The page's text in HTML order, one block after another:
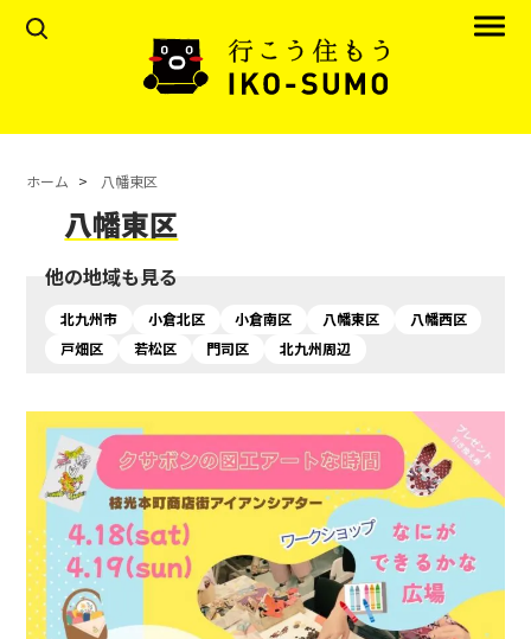
ホーム 八幡東区
八幡東区
他の地域も見る
北九州市 小倉北区 小倉南区 八幡東区
八幡西区
戸畑区
若松区 門司区 北九州周辺